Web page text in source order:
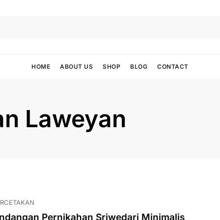
HOME ABOUT US SHOP BLOG CONTACT
Laweyan
Pernikahan Sriwedari Minimalis